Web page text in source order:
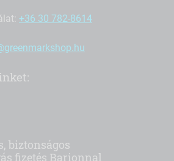
+36 30 782-8614
biztonságos
fizetés Barionnal